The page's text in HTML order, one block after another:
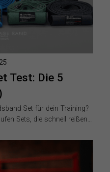
Test: Die 5
Set für dein Training?
Sets, die schnell reißen…